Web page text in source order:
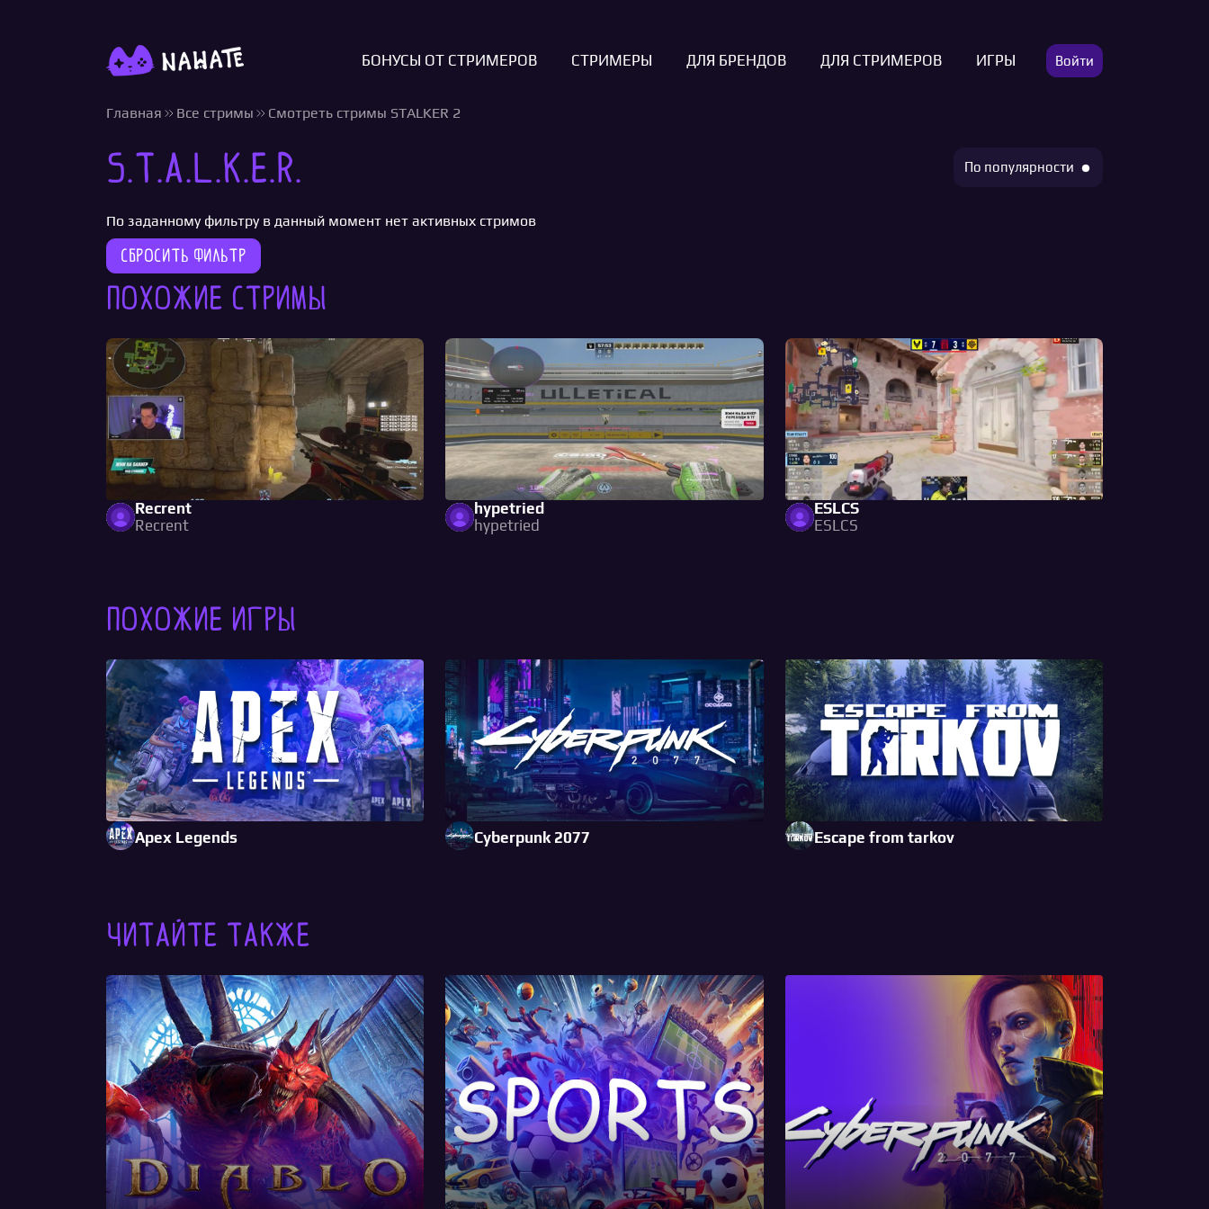
Войти
БОНУСЫ ОТ СТРИМЕРОВ СТРИМЕРЫ ДЛЯ БРЕНДОВ ДЛЯ СТРИМЕРОВ ИГРЫ
Главная Все стримы Смотреть стримы STALKER 2
S.T.A.L.K.E.R. По популярности
По заданному фильтру в данный момент нет активных стримов
Сбросить фильтр
Похожие стримы
Recrent
Recrent
hypetried
hypetried
ESLCS
ESLCS
Похожие игры
Apex Legends Cyberpunk 2077 Escape from tarkov
Читайте также